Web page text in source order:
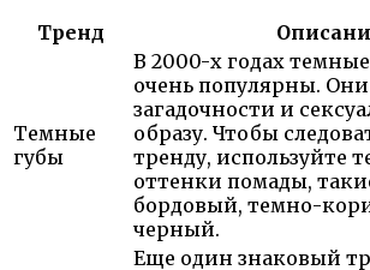
Тренд
Темные
губы
В 2000-х годах
очень популярны.
загадочности и
образу. Чтобы
тренду, используйте
оттенки помады,
бордовый, темно-
черный.
Еще один знаковый